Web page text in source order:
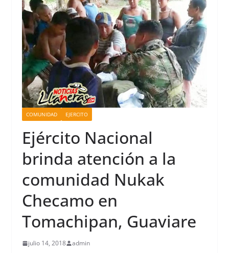
COMUNIDAD EJERCITO
Ejército Nacional
brinda atención a la
comunidad Nukak
Checamo en
Tomachipan, Guaviare
julio 14, 2018 admin